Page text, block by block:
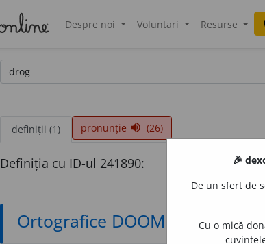
Despre noi Voluntari Resurse
definiții (1) pronunție volume_up (26)
Definiția cu ID-ul 241890:
Ortografice DOOM
🎉
De un sfert de
Cu o mică